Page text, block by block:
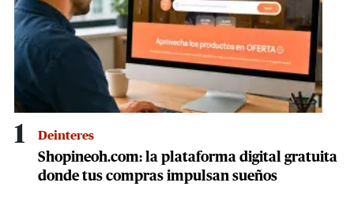
1 Deinteres
Shopineoh.com: la plataforma digital gratuita
donde tus compras impulsan sueños